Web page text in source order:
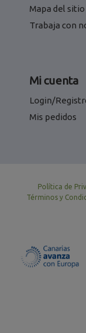
Mapa del sitio
Trabaja con
Mi cuenta
Login/
Mis pedidos
Política de
Términos y